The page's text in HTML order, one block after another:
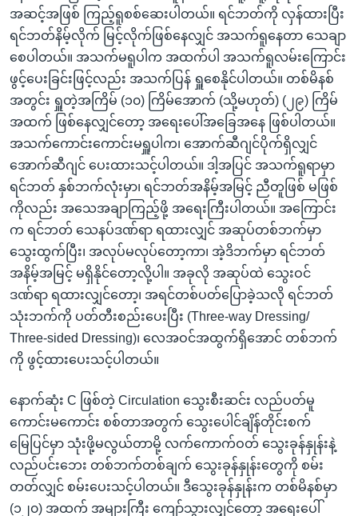
အဆင့်အဖြစ် ကြည့်ရူစစ်ဆေးပါတယ်။ ရင်ဘတ်ကို လှန်ထားပြီး
ရင်ဘတ်နိမ့်လိုက် မြင့်လိုက်ဖြစ်နေလျှင် အသက်ရူနေတာ သေချာ
စေပါတယ်။ အသက်မရူပါက အထက်ပါ အသက်ရူလမ်းကြောင်း
ဖွင့်ပေးခြင်းဖြင့်လည်း အသက်ပြန် ရှူစေနိုင်ပါတယ်။ တစ်မိနစ်
အတွင်း ရှူတဲ့အကြိမ် (၁၀) ကြိမ်အောက် (သို့မဟုတ်) (၂၉) ကြိမ်
အထက် ဖြစ်နေလျှင်တော့ အရေးပေါ်အခြေအနေ ဖြစ်ပါတယ်။
အသက်ကောင်းကောင်းမရှူပါက၊ အောက်ဆီဂျင်ပိုက်ရှိလျှင်
အောက်ဆီဂျင် ပေးထားသင့်ပါတယ်။ ဒါ့အပြင် အသက်ရူရာမှာ
ရင်ဘတ် နှစ်ဘက်လုံးမှာ၊ ရင်ဘတ်အနိမ့်အမြင့် ညီတူဖြစ် မဖြစ်
ကိုလည်း အသေအချာကြည့်ဖို့ အရေးကြီးပါတယ်။ အကြောင်း
က ရင်ဘတ် သေနပ်ဒဏ်ရာ ရထားလျှင် အဆုပ်တစ်ဘက်မှာ
သွေးထွက်ပြီး၊ အလုပ်မလုပ်တော့ကာ၊ အဲ့ဒိဘက်မှာ ရင်ဘတ်
အနိမ့်အမြင့် မရှိနိုင်တော့လို့ပါ။ အခုလို အဆုပ်ထဲ သွေးဝင်
ဒဏ်ရာ ရထားလျှင်တော့၊ အရင်တစ်ပတ်ပြောခဲ့သလို ရင်ဘတ်
သုံးဘက်ကို ပတ်တီးစည်းပေးပြီး (Three-way Dressing/
Three-sided Dressing)၊ လေအဝင်အထွက်ရှိအောင် တစ်ဘက်
ကို ဖွင့်ထားပေးသင့်ပါတယ်။
နောက်ဆုံး C ဖြစ်တဲ့ Circulation သွေးစီးဆင်း လည်ပတ်မူ
ကောင်းမကောင်း စစ်တာအတွက် သွေးပေါင်ချိန်တိုင်းစက်
မြေပြင်မှာ သုံးဖို့မလွယ်တာမို့ လက်ကောက်ဝတ် သွေးခုန်နှုန်းနဲ့
လည်ပင်းဘေး တစ်ဘက်တစ်ချက် သွေးခုန်နှုန်းတွေကို စမ်း
တတ်လျှင် စမ်းပေးသင့်ပါတယ်။ ဒီသွေးခုန်နှုန်းက တစ်မိနစ်မှာ
(၁၂၀) အထက် အများကြီး ကျော်သွားလျှင်တော့ အရေးပေါ်